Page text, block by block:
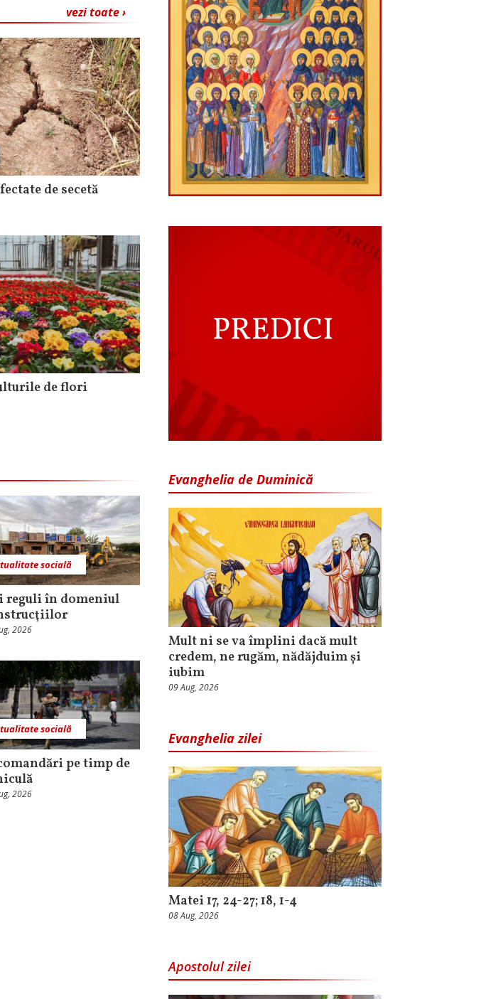
vezi toate ›
de secetă
de flori
socială
reguli în domeniul
2026
socială
pe timp de
2026
Evanghelia de Duminică
Mult ni se va împlini dacă mult
credem, ne rugăm, nădăjduim și
iubim
09 Aug, 2026
Evanghelia zilei
Matei 17, 24-27; 18, 1-4
08 Aug, 2026
Apostolul zilei